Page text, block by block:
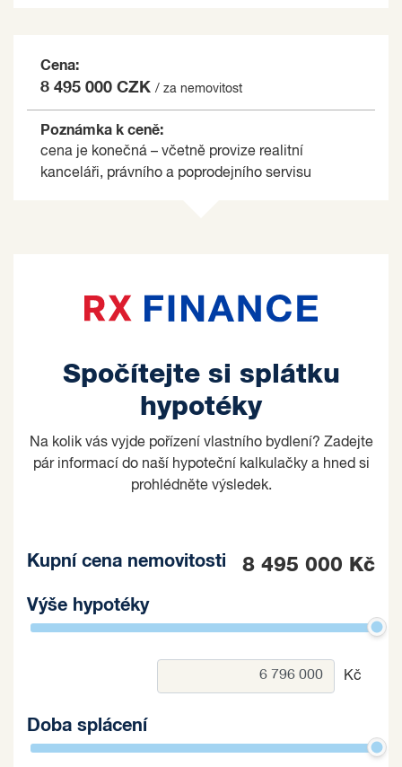
Cena:
8 495 000 CZK / za nemovitost
Poznámka k ceně:
cena je konečná – včetně provize realitní
kanceláři, právního a poprodejního servisu
Spočítejte si splátku
hypotéky
Na kolik vás vyjde pořízení vlastního bydlení? Zadejte
pár informací do naší hypoteční kalkulačky a hned si
prohlédněte výsledek.
Kupní cena nemovitosti 8 495 000 Kč
Výše hypotéky
Kč
Doba splácení